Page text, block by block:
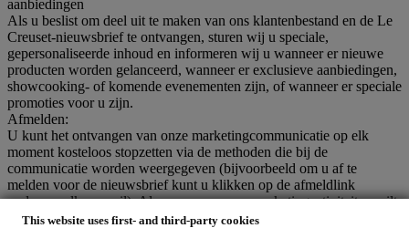
This website uses first- and third-party cookies
aanbiedingen
Als u beslist om deel uit te maken van ons klantenbestand en de Le
Creuset-nieuwsbrief te ontvangen, sturen wij u speciale,
gepersonaliseerde inhoud en informeren wij u wanneer er nieuwe
producten worden gelanceerd, wanneer er exclusieve aanbiedingen,
showcooking- of komende evenementen zijn, of wanneer er speciale
promoties voor u zijn.
Afmelden:
U kunt het ontvangen van onze marketingcommunicatie op elk
moment kosteloos stopzetten via de methoden die bij de
communicatie worden weergegeven (bijvoorbeeld om u af te
melden voor de nieuwsbrief kunt u klikken op de afmeldlink
onderaan elke e-mail). Als u een van onze marketingactiviteiten wilt
stopzetten, kunt u in ieder geval een e-mail sturen naar